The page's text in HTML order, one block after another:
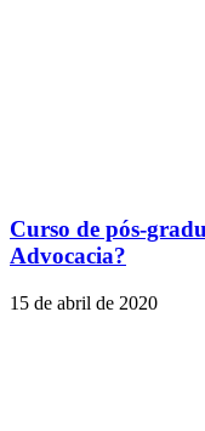
Curso de pós-
Advocacia?
15 de abril de 2020